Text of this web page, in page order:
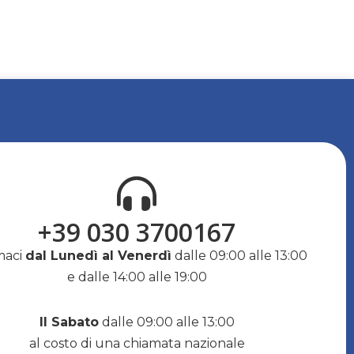
+39 030 3700167
dal Lunedì al Venerdì dalle 09:00 alle 13:00
e dalle 14:00 alle 19:00
Il Sabatodalle 09:00 alle 13:00
al costo di una chiamata nazionale